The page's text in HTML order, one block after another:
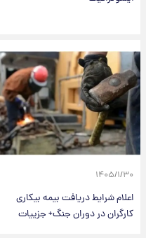
۱۴۰۵/۱/۳۰
اعلام شرایط دریافت بیمه‌ بیکاری
کارگران در دوران جنگ+ جزییات